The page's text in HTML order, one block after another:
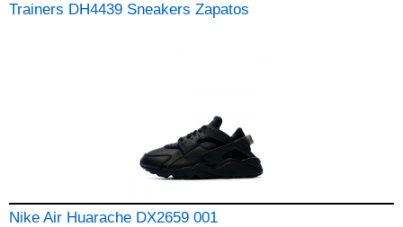
Trainers DH4439 Sneakers Zapatos
Nike Air Huarache DX2659 001